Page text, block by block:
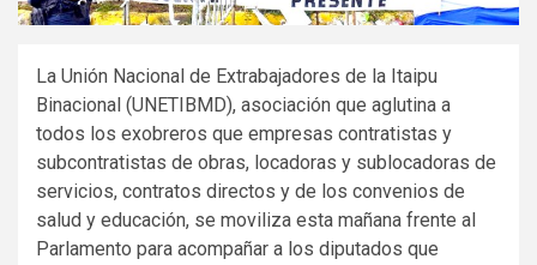
La Unión Nacional de Extrabajadores de la Itaipu
Binacional (UNETIBMD), asociación que aglutina a
todos los exobreros que empresas contratistas y
subcontratistas de obras, locadoras y sublocadoras de
servicios, contratos directos y de los convenios de
salud y educación, se moviliza esta mañana frente al
Parlamento para acompañar a los diputados que